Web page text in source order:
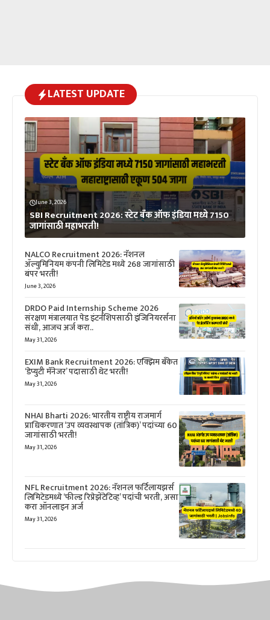
LATEST UPDATE
June 3, 2026
SBI Recruitment 2026: स्टेट बँक ऑफ इंडिया मध्ये 7150
जागांसाठी महाभरती!
NALCO Recruitment 2026: नॅशनल
ॲल्युमिनियम कंपनी लिमिटेड मध्ये 268 जागांसाठी
बंपर भरती!
June 3, 2026
DRDO Paid Internship Scheme 2026
संरक्षण मंत्रालयात पेड इंटर्नशिपसाठी इंजिनियरर्सना
संधी, आजच अर्ज करा..
May 31, 2026
EXIM Bank Recruitment 2026: एक्झिम बँकेत
‘डेप्युटी मॅनेजर’ पदासाठी थेट भरती!
May 31, 2026
NHAI Bharti 2026: भारतीय राष्ट्रीय राजमार्ग
प्राधिकरणात ‘उप व्यवस्थापक (तांत्रिक)’ पदांच्या 60
जागांसाठी भरती!
May 31, 2026
NFL Recruitment 2026: नॅशनल फर्टिलायझर्स
लिमिटेडमध्ये ‘फील्ड रिप्रेझेंटेटिव्ह’ पदांची भरती, असा
करा ऑनलाइन अर्ज
May 31, 2026